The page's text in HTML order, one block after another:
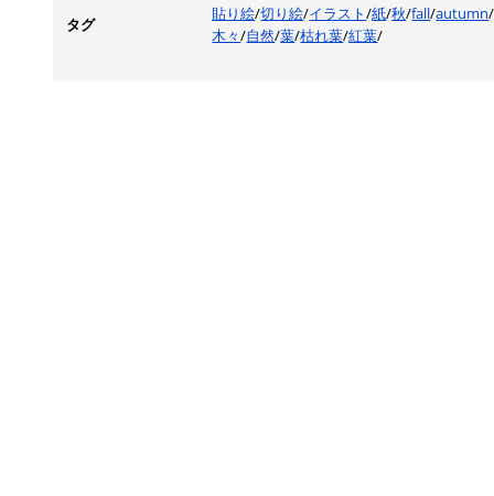
タグ
貼り絵/切り絵/イラスト/紙/秋/fall/autumn/
木々/自然/葉/枯れ葉/紅葉/